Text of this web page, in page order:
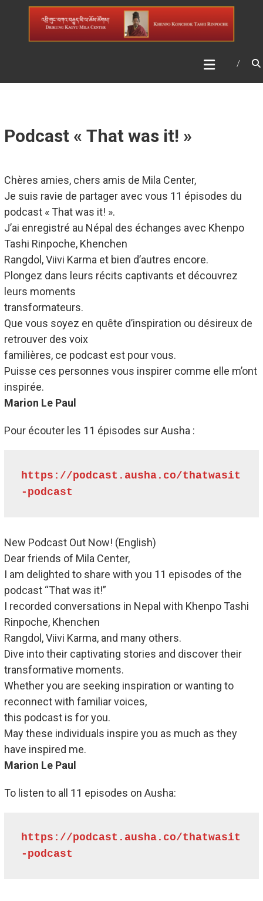
DRIKUNG KAGYU MILA
CENTER
Podcast « That was it! »
Chères amies, chers amis de Mila Center,
Je suis ravie de partager avec vous 11 épisodes du
podcast « That was it! ».
J’ai enregistré au Népal des échanges avec Khenpo
Tashi Rinpoche, Khenchen
Rangdol, Viivi Karma et bien d’autres encore.
Plongez dans leurs récits captivants et découvrez
leurs moments
transformateurs.
Que vous soyez en quête d’inspiration ou désireux de
retrouver des voix
familières, ce podcast est pour vous.
Puisse ces personnes vous inspirer comme elle m’ont
inspirée.
Marion Le Paul
Pour écouter les 11 épisodes sur Ausha :
https://podcast.ausha.co/thatwasit
-podcast
New Podcast Out Now! (English)
Dear friends of Mila Center,
I am delighted to share with you 11 episodes of the
podcast “That was it!”
I recorded conversations in Nepal with Khenpo Tashi
Rinpoche, Khenchen
Rangdol, Viivi Karma, and many others.
Dive into their captivating stories and discover their
transformative moments.
Whether you are seeking inspiration or wanting to
reconnect with familiar voices,
this podcast is for you.
May these individuals inspire you as much as they
have inspired me.
Marion Le Paul
To listen to all 11 episodes on Ausha:
https://podcast.ausha.co/thatwasit
-podcast